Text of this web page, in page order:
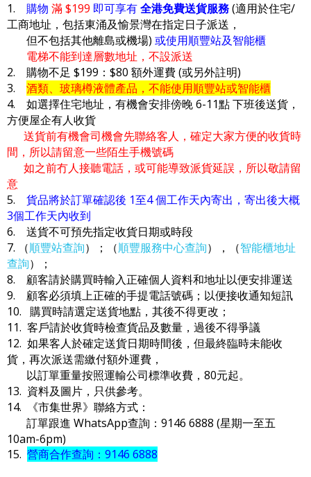
1. 購物 滿 $199 即可享有全港免費送貨服務(適用於住宅/
工商地址，包括東涌及愉景灣在指定日子派送，
但不包括其他離島或機場) 或使用順豐站及智能櫃
電梯不能到達層數地址，不設派送
2. 購物不足 $199：$80 額外運費 (或另外註明)
3. 酒類、玻璃樽液體產品，不能使用順豐站或智能櫃
4. 如選擇住宅地址，有機會安排傍晚 6-11點 下班後送貨，
方便屋企有人收貨
送貨前有機會司機會先聯絡客人，確定大家方便的收貨時
間，所以請留意一些陌生手機號碼
如之前冇人接聽電話，或可能導致派貨延誤，所以敬請留
意
5. 貨品將於訂單確認後 1至4 個工作天內寄出，寄出後大概
3個工作天內收到
6. 送貨不可預先指定收貨日期或時段
7. （順豐站查詢）；（順豐服務中心查詢），（智能櫃地址
查詢）；
8. 顧客請於購買時輸入正確個人資料和地址以便安排運送
9. 顧客必須填上正確的手提電話號碼；以便接收通知短訊
10. 購買時請選定送貨地點，其後不得更改；
11. 客戶請於收貨時檢查貨品及數量，過後不得爭議
12. 如果客人於確定送貨日期時間後，但最終臨時未能收
貨，再次派送需繳付額外運費，
以訂單重量按照運輸公司標準收費，80元起。
13. 資料及圖片，只供參考。
14. 《市集世界》聯絡方式：
訂單跟進 WhatsApp查詢：9146 6888 (星期一至五
10am-6pm)
15. 營商合作查詢：9146 6888